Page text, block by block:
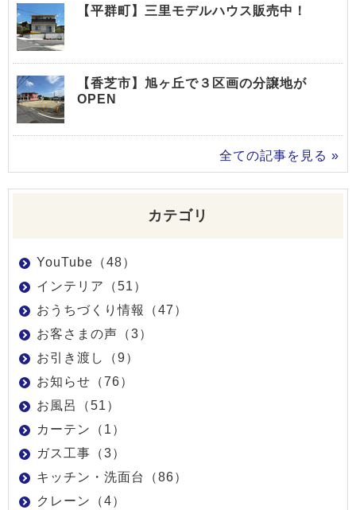
【平群町】三里モデルハウス販売中！
【香芝市】旭ヶ丘で３区画の分譲地が
OPEN
全ての記事を見る »
カテゴリ
YouTube（48）
インテリア（51）
おうちづくり情報（47）
お客さまの声（3）
お引き渡し（9）
お知らせ（76）
お風呂（51）
カーテン（1）
ガス工事（3）
キッチン・洗面台（86）
クレーン（4）